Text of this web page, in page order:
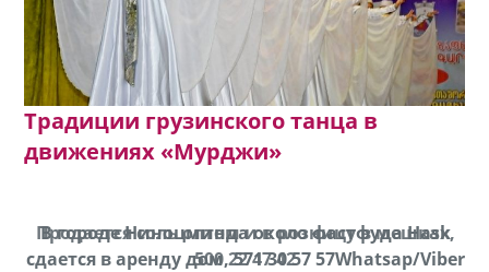
Традиции грузинского танца в
движениях «Мурджи»
Продается соль оптом и в розницу в мешках,
500 22 47 42
В городе Ниноцминда около фастфуда Hask
cдается в аренду дом, 571 30 57 57Whatsap/Viber